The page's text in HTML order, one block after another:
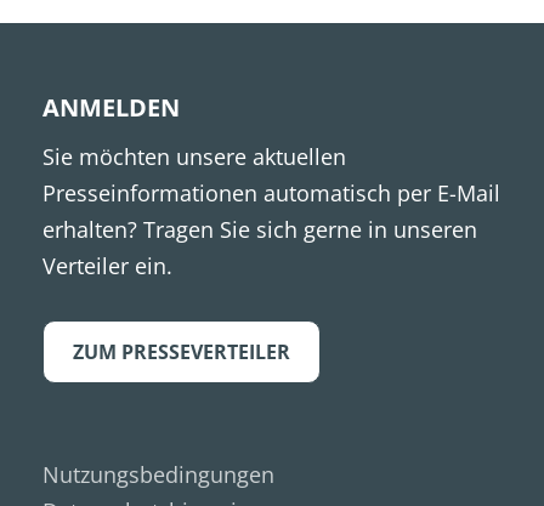
ANMELDEN
Sie möchten unsere aktuellen
Presseinformationen automatisch per E-Mail
erhalten? Tragen Sie sich gerne in unseren
Verteiler ein.
ZUM PRESSEVERTEILER
Nutzungsbedingungen